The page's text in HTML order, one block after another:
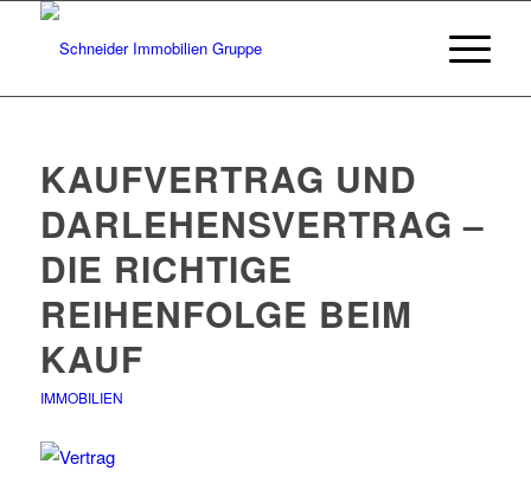
KAUFVERTRAG UND
DARLEHENSVERTRAG –
DIE RICHTIGE
REIHENFOLGE BEIM
KAUF
IMMOBILIEN